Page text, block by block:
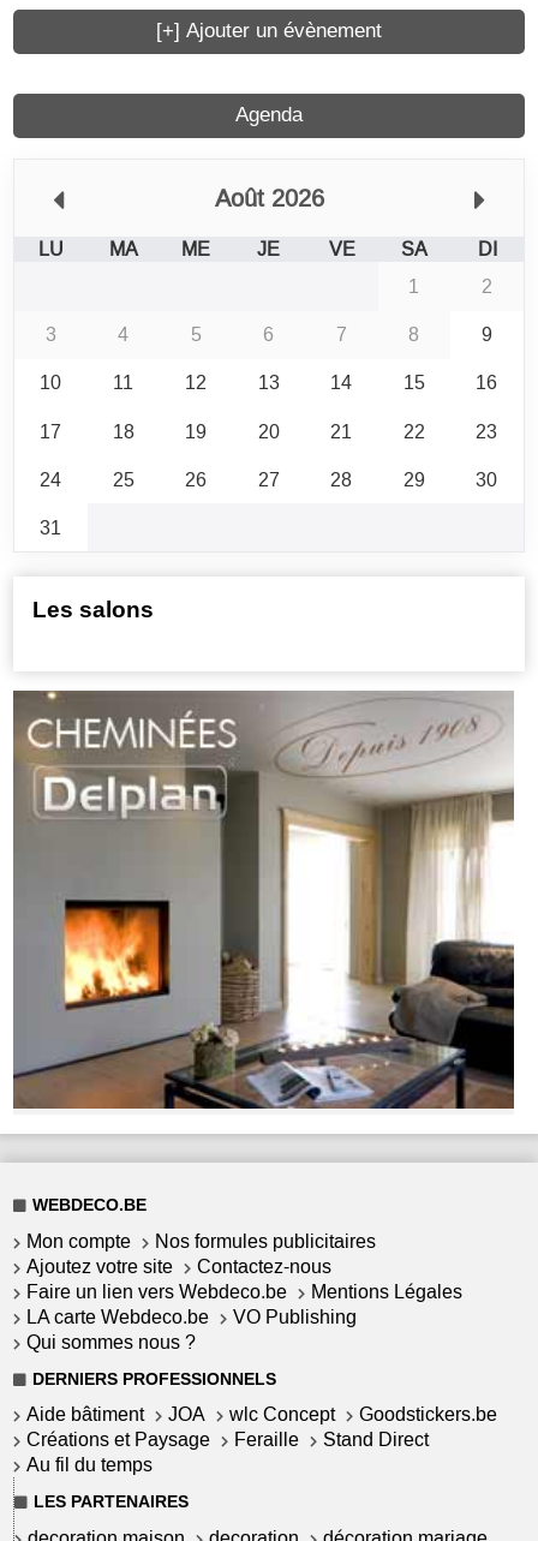
Agenda
Août 2026
LU MA ME JE VE SA
DI
1
2
3
4 5 6 7 8
9
10
11 12 13 14 15
16
17
18 19 20 21 22
23
24
25 26 27 28 29
30
31
[+] Ajouter un évènement
Les salons
WEBDECO.BE
Mon compte
Nos formules publicitaires
Ajoutez votre site
Contactez-nous
Faire un lien vers Webdeco.be
Mentions Légales
LA carte Webdeco.be
VO Publishing
Qui sommes nous ?
DERNIERS PROFESSIONNELS
Aide bâtiment JOA wlc Concept
Goodstickers.be
Créations et Paysage
Feraille
Stand Direct
Au fil du temps
LES PARTENAIRES